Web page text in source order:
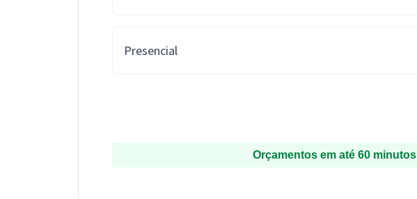
Presencial
Orçamentos em até 60 minutos